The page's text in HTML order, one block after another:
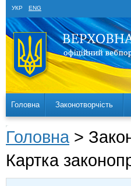
УКР ENG
Головна Законотворчість
Головна >
Картка